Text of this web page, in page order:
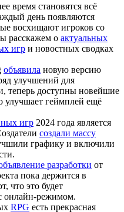
время становятся всё
день появляются
восхищают игроков со
расскажем о актуальных
игр и новостных сводках
объявила новую версию
улучшений для
теперь доступны новейшие
улучшает геймплей ещё
игр 2024 года является
создали массу
графику и включили
разработки от
пока держится в
что это будет
онлайн-режимом.
RPG есть прекрасная